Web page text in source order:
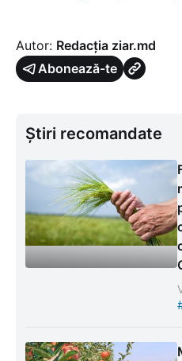
Autor: Redacția ziar.md
Abonează-te
Știri recomandate